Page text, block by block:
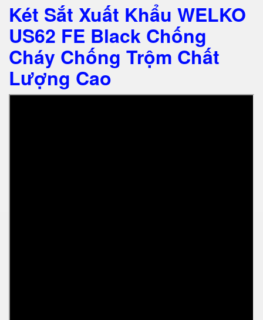
Két Sắt Xuất Khẩu WELKO
US62 FE Black Chống
Cháy Chống Trộm Chất
Lượng Cao